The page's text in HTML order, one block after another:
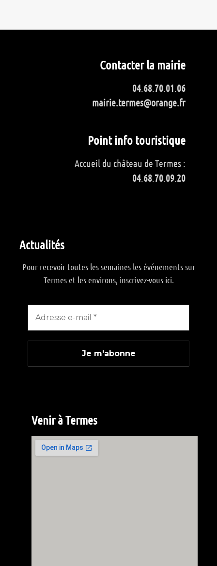
Contacter la mairie
04.68.70.01.06
mairie.termes@orange.fr
Point info touristique
Accueil du château de Termes :
04.68.70.09.20
Actualités
Pour recevoir toutes les semaines les événements sur
Termes et les environs, inscrivez-vous ici.
Venir à Termes